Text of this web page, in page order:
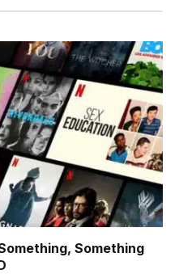
Something